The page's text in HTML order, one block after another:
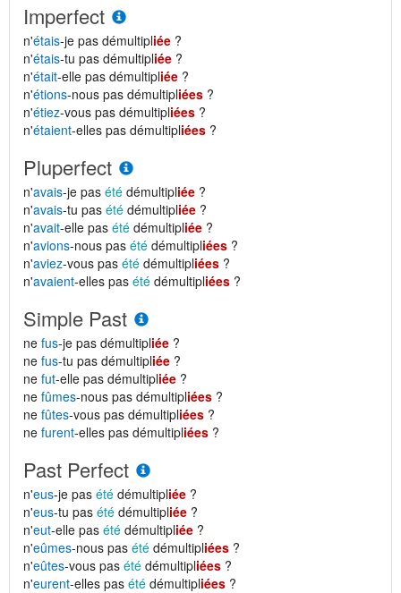
Imperfect
n'étais-je pas démultipliée ?
n'étais-tu pas démultipliée ?
n'était-elle pas démultipliée ?
n'étions-nous pas démultipliées ?
n'étiez-vous pas démultipliées ?
n'étaient-elles pas démultipliées ?
Pluperfect
n'avais-je pas été démultipliée ?
n'avais-tu pas été démultipliée ?
n'avait-elle pas été démultipliée ?
n'avions-nous pas été démultipliées ?
n'aviez-vous pas été démultipliées ?
n'avaient-elles pas été démultipliées ?
Simple Past
ne fus-je pas démultipliée ?
ne fus-tu pas démultipliée ?
ne fut-elle pas démultipliée ?
ne fûmes-nous pas démultipliées ?
ne fûtes-vous pas démultipliées ?
ne furent-elles pas démultipliées ?
Past Perfect
n'eus-je pas été démultipliée ?
n'eus-tu pas été démultipliée ?
n'eut-elle pas été démultipliée ?
n'eûmes-nous pas été démultipliées ?
n'eûtes-vous pas été démultipliées ?
n'eurent-elles pas été démultipliées ?